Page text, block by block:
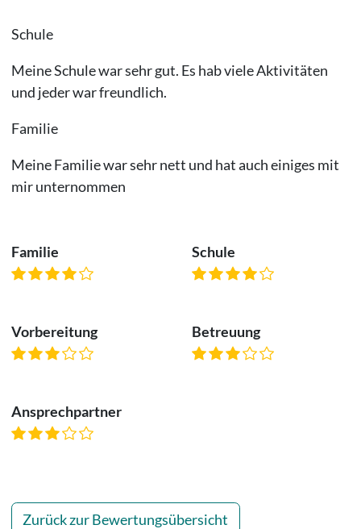
Schule
Meine Schule war sehr gut. Es hab viele Aktivitäten
und jeder war freundlich.
Familie
Meine Familie war sehr nett und hat auch einiges mit
mir unternommen
Familie Schule
Vorbereitung Betreuung
Ansprechpartner
Zurück zur Bewertungsübersicht